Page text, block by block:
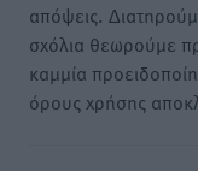
απόψεις.
σχόλια θεωρούμε
καμμία
όρους χρήσης